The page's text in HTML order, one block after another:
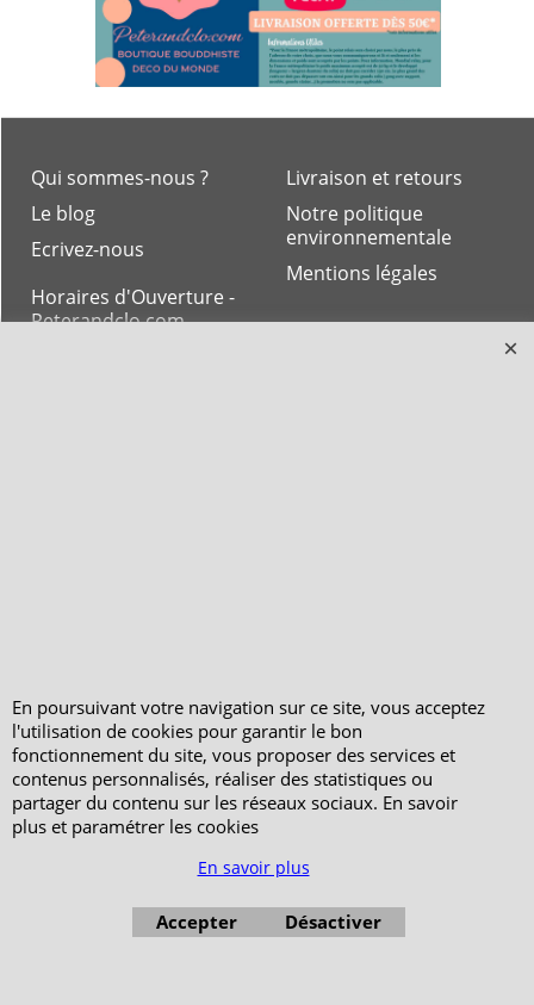
Livraison et retours
Notre politique
environnementale
Mentions légales
Qui sommes-nous ?
Le blog
Ecrivez-nous
Horaires d'Ouverture -
Peterandclo.com
En poursuivant votre navigation sur ce site, vous acceptez
l'utilisation de cookies pour garantir le bon
fonctionnement du site, vous proposer des services et
contenus personnalisés, réaliser des statistiques ou
partager du contenu sur les réseaux sociaux. En savoir
plus et paramétrer les cookies
En savoir plus
Accepter Désactiver